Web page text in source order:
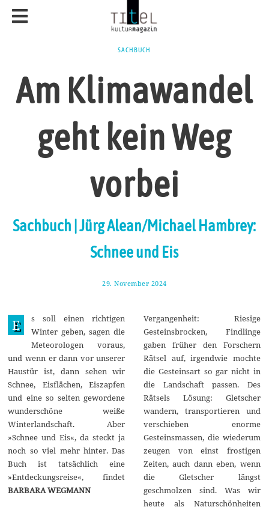
SACHBUCH
Am Klimawandel
geht kein Weg
vorbei
Sachbuch | Jürg Alean/Michael Hambrey:
Schnee und Eis
29. November 2024
z
m
2
0
4
E
s soll einen richtigen
Winter geben, sagen die
Meteorologen voraus,
und wenn er dann vor unserer
Haustür ist, dann sehen wir
Schnee, Eisflächen, Eiszapfen
und eine so selten gewordene
wunderschöne weiße
Winterlandschaft. Aber
»Schnee und Eis«, da steckt ja
noch so viel mehr hinter. Das
Buch ist tatsächlich eine
»Entdeckungsreise«, findet
BARBARA WEGMANN
Vergangenheit: Riesige
Gesteinsbrocken, Findlinge
gaben früher den Forschern
Rätsel auf, irgendwie mochte
die Gesteinsart so gar nicht in
die Landschaft passen. Des
Rätsels Lösung: Gletscher
wandern, transportieren und
verschieben enorme
Gesteinsmassen, die wiederum
zeugen von einst frostigen
Zeiten, auch dann eben, wenn
die Gletscher längst
geschmolzen sind. Was wir
heute als Naturschönheiten